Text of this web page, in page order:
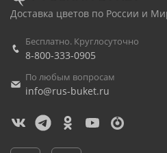
Доставка цветов по России и
Бесплатно. Круглосуточно
8-800-333-0905
По любым вопросам
info@rus-buket.ru